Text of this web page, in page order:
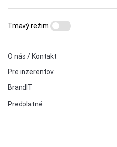
O nás / Kontakt
Pre inzerentov
BrandIT
Predplatné
Tmavý režim